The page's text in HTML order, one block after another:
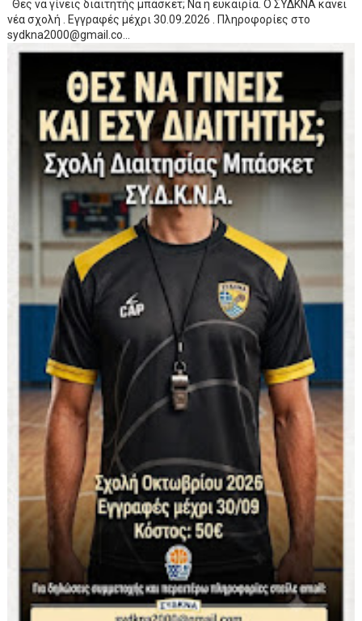
Θες να γίνεις διαιτητής μπάσκετ; Να η ευκαιρία. Ο ΣΥΔΚΝΑ κάνει
νέα σχολή . Εγγραφές μέχρι 30.09.2026 . Πληροφορίες στο
sydkna2000@gmail.co...